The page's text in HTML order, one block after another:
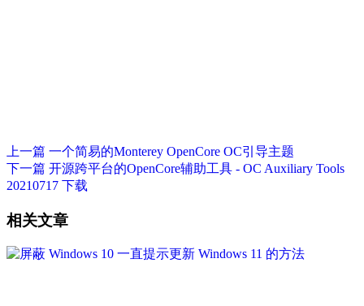
上一篇 一个简易的Monterey OpenCore OC引导主题
下一篇 开源跨平台的OpenCore辅助工具 - OC Auxiliary Tools
20210717 下载
相关文章